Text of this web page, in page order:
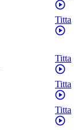
Titta
Titta
Titta
Titta